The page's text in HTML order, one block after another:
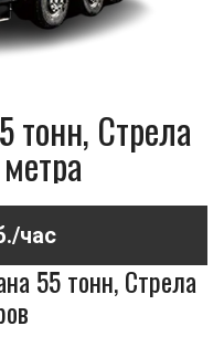
тонн, Стрела
час
55 тонн, Стрела